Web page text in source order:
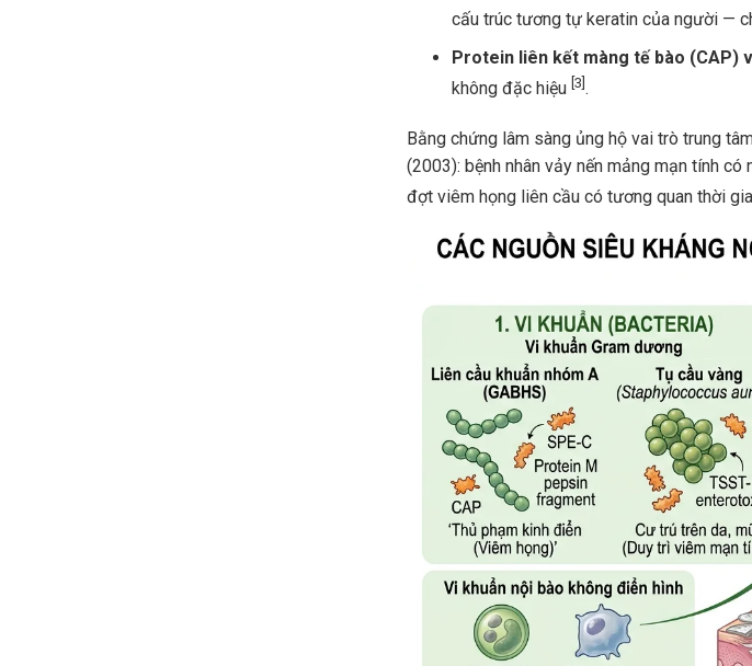
cấu trúc tương tự keratin của người —
Protein liên kết màng tế bào (CAP)
không đặc hiệu [3] .
Bằng chứng lâm sàng ủng hộ vai trò trung
(2003): bệnh nhân vảy nến mảng mạn tính
đợt viêm họng liên cầu có tương quan thời